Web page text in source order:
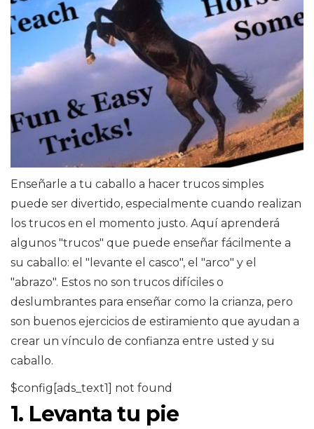
Enseñarle a tu caballo a hacer trucos simples
puede ser divertido, especialmente cuando realizan
los trucos en el momento justo. Aquí aprenderá
algunos "trucos" que puede enseñar fácilmente a
su caballo: el "levante el casco", el "arco" y el
"abrazo". Estos no son trucos difíciles o
deslumbrantes para enseñar como la crianza, pero
son buenos ejercicios de estiramiento que ayudan a
crear un vínculo de confianza entre usted y su
caballo.
$config[ads_text1] not found
1. Levanta tu pie